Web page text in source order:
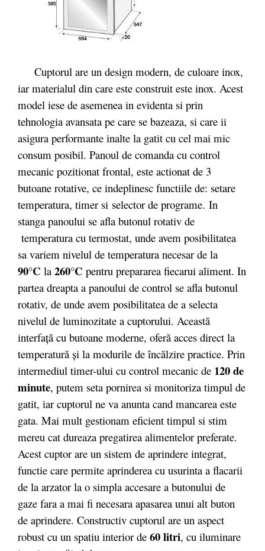
Cuptorul are un design modern, de culoare inox,
iar materialul din care este construit este inox. Acest
model iese de asemenea in evidenta si prin
tehnologia avansata pe care se bazeaza, si care ii
asigura performante inalte la gatit cu cel mai mic
consum posibil. Panoul de comanda cu control
mecanic pozitionat frontal, este actionat de 3
butoane rotative, ce indeplinesc functiile de: setare
temperatura, timer si selector de programe. In
stanga panoului se afla butonul rotativ de
temperatura cu termostat, unde avem posibilitatea
sa variem nivelul de temperatura necesar de la
90°C la 260°C pentru prepararea fiecarui aliment. In
partea dreapta a panoului de control se afla butonul
rotativ, de unde avem posibilitatea de a selecta
nivelul de luminozitate a cuptorului. Această
interfaţă cu butoane moderne, oferă acces direct la
temperatură şi la modurile de încălzire practice. Prin
intermediul timer-ului cu control mecanic de 120 de
minute, putem seta pornirea si monitoriza timpul de
gatit, iar cuptorul ne va anunta cand mancarea este
gata. Mai mult gestionam eficient timpul si stim
mereu cat dureaza pregatirea alimentelor preferate.
Acest cuptor are un sistem de aprindere integrat,
functie care permite aprinderea cu usurinta a flacarii
de la arzator la o simpla accesare a butonului de
gaze fara a mai fi necesara apasarea unui alt buton
de aprindere. Constructiv cuptorul are un aspect
robust cu un spatiu interior de 60 litri, cu iluminare